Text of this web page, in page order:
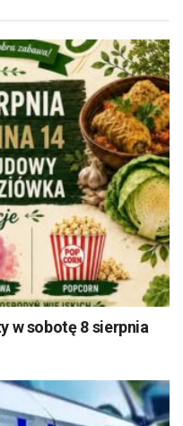
w sobotę 8 sierpnia